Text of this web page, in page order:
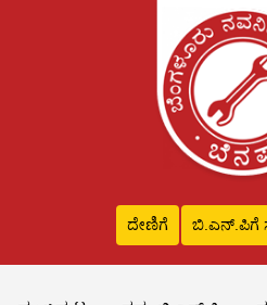
ದೇಣಿಗೆ ಬಿ.ಎನ್‌.ಪಿಗೆ